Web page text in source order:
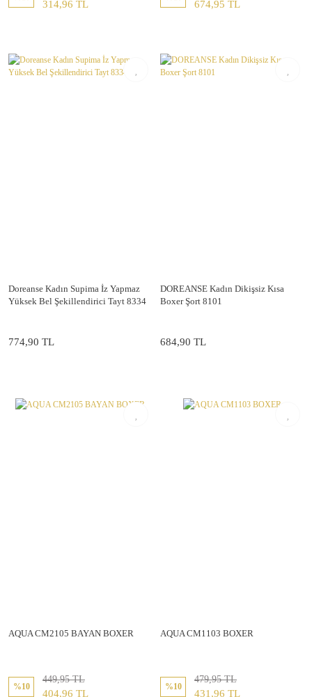
314,96 TL 674,95 TL
Doreanse Kadın Supima İz Yapmaz
Yüksek Bel Şekillendirici Tayt 8334
774,90 TL
DOREANSE Kadın Dikişsiz Kısa
Boxer Şort 8101
684,90 TL
AQUA CM2105 BAYAN BOXER
%10
449,95 TL
404,96 TL
AQUA CM1103 BOXER
%10
479,95 TL
431,96 TL